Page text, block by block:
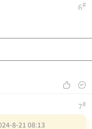
6#
 
7#
8-21 08:13